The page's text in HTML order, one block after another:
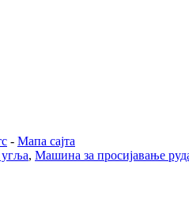
- Мапа сајта
, Машина за просијавање